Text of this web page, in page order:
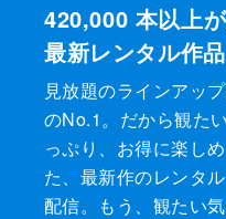
420,000 本以上
最新レンタル作品
見放題のラインアッ
のNo.1。だから観た
っぷり、お得に楽し
た、最新作のレンタ
配信。もう、観たい